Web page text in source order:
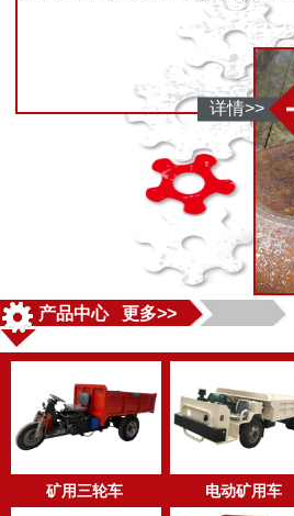
详情>>
产品中心 更多>>
矿用三轮车 电动矿用车